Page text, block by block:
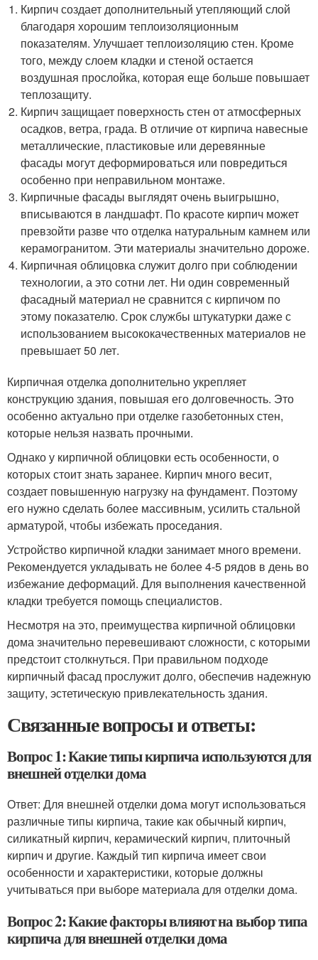
Кирпич создает дополнительный утепляющий слой
благодаря хорошим теплоизоляционным
показателям. Улучшает теплоизоляцию стен. Кроме
того, между слоем кладки и стеной остается
воздушная прослойка, которая еще больше повышает
теплозащиту.
Кирпич защищает поверхность стен от атмосферных
осадков, ветра, града. В отличие от кирпича навесные
металлические, пластиковые или деревянные
фасады могут деформироваться или повредиться
особенно при неправильном монтаже.
Кирпичные фасады выглядят очень выигрышно,
вписываются в ландшафт. По красоте кирпич может
превзойти разве что отделка натуральным камнем или
керамогранитом. Эти материалы значительно дороже.
Кирпичная облицовка служит долго при соблюдении
технологии, а это сотни лет. Ни один современный
фасадный материал не сравнится с кирпичом по
этому показателю. Срок службы штукатурки даже с
использованием высококачественных материалов не
превышает 50 лет.
Кирпичная отделка дополнительно укрепляет
конструкцию здания, повышая его долговечность. Это
особенно актуально при отделке газобетонных стен,
которые нельзя назвать прочными.
Однако у кирпичной облицовки есть особенности, о
которых стоит знать заранее. Кирпич много весит,
создает повышенную нагрузку на фундамент. Поэтому
его нужно сделать более массивным, усилить стальной
арматурой, чтобы избежать проседания.
Устройство кирпичной кладки занимает много времени.
Рекомендуется укладывать не более 4-5 рядов в день во
избежание деформаций. Для выполнения качественной
кладки требуется помощь специалистов.
Несмотря на это, преимущества кирпичной облицовки
дома значительно перевешивают сложности, с которыми
предстоит столкнуться. При правильном подходе
кирпичный фасад прослужит долго, обеспечив надежную
защиту, эстетическую привлекательность здания.
Связанные вопросы и ответы:
Вопрос 1: Какие типы кирпича используются для
внешней отделки дома
Ответ: Для внешней отделки дома могут использоваться
различные типы кирпича, такие как обычный кирпич,
силикатный кирпич, керамический кирпич, плиточный
кирпич и другие. Каждый тип кирпича имеет свои
особенности и характеристики, которые должны
учитываться при выборе материала для отделки дома.
Вопрос 2: Какие факторы влияют на выбор типа
кирпича для внешней отделки дома